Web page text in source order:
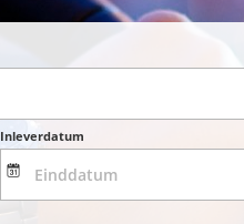
Inleverdatum